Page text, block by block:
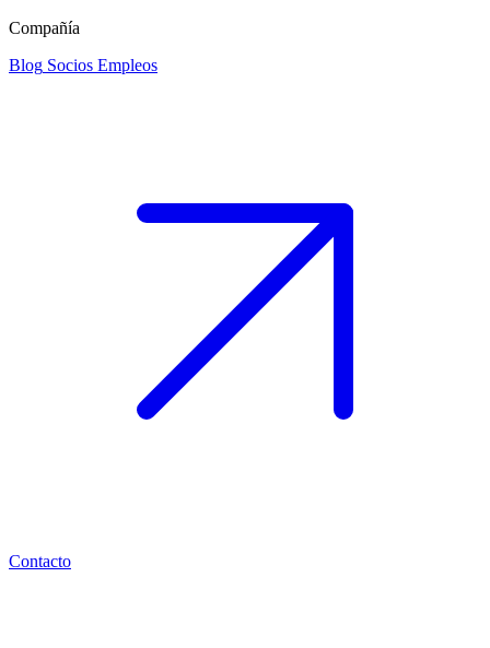
Compañía
Blog Socios Empleos
Contacto